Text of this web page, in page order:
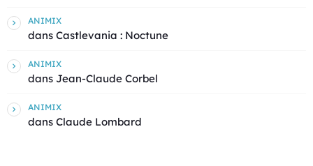
ANIMIX
dans Castlevania : Noctune
ANIMIX
dans Jean-Claude Corbel
ANIMIX
dans Claude Lombard